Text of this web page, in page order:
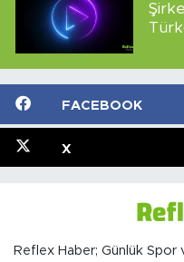
FACEBOOK
X
Reflex Haber; Günlük Spor